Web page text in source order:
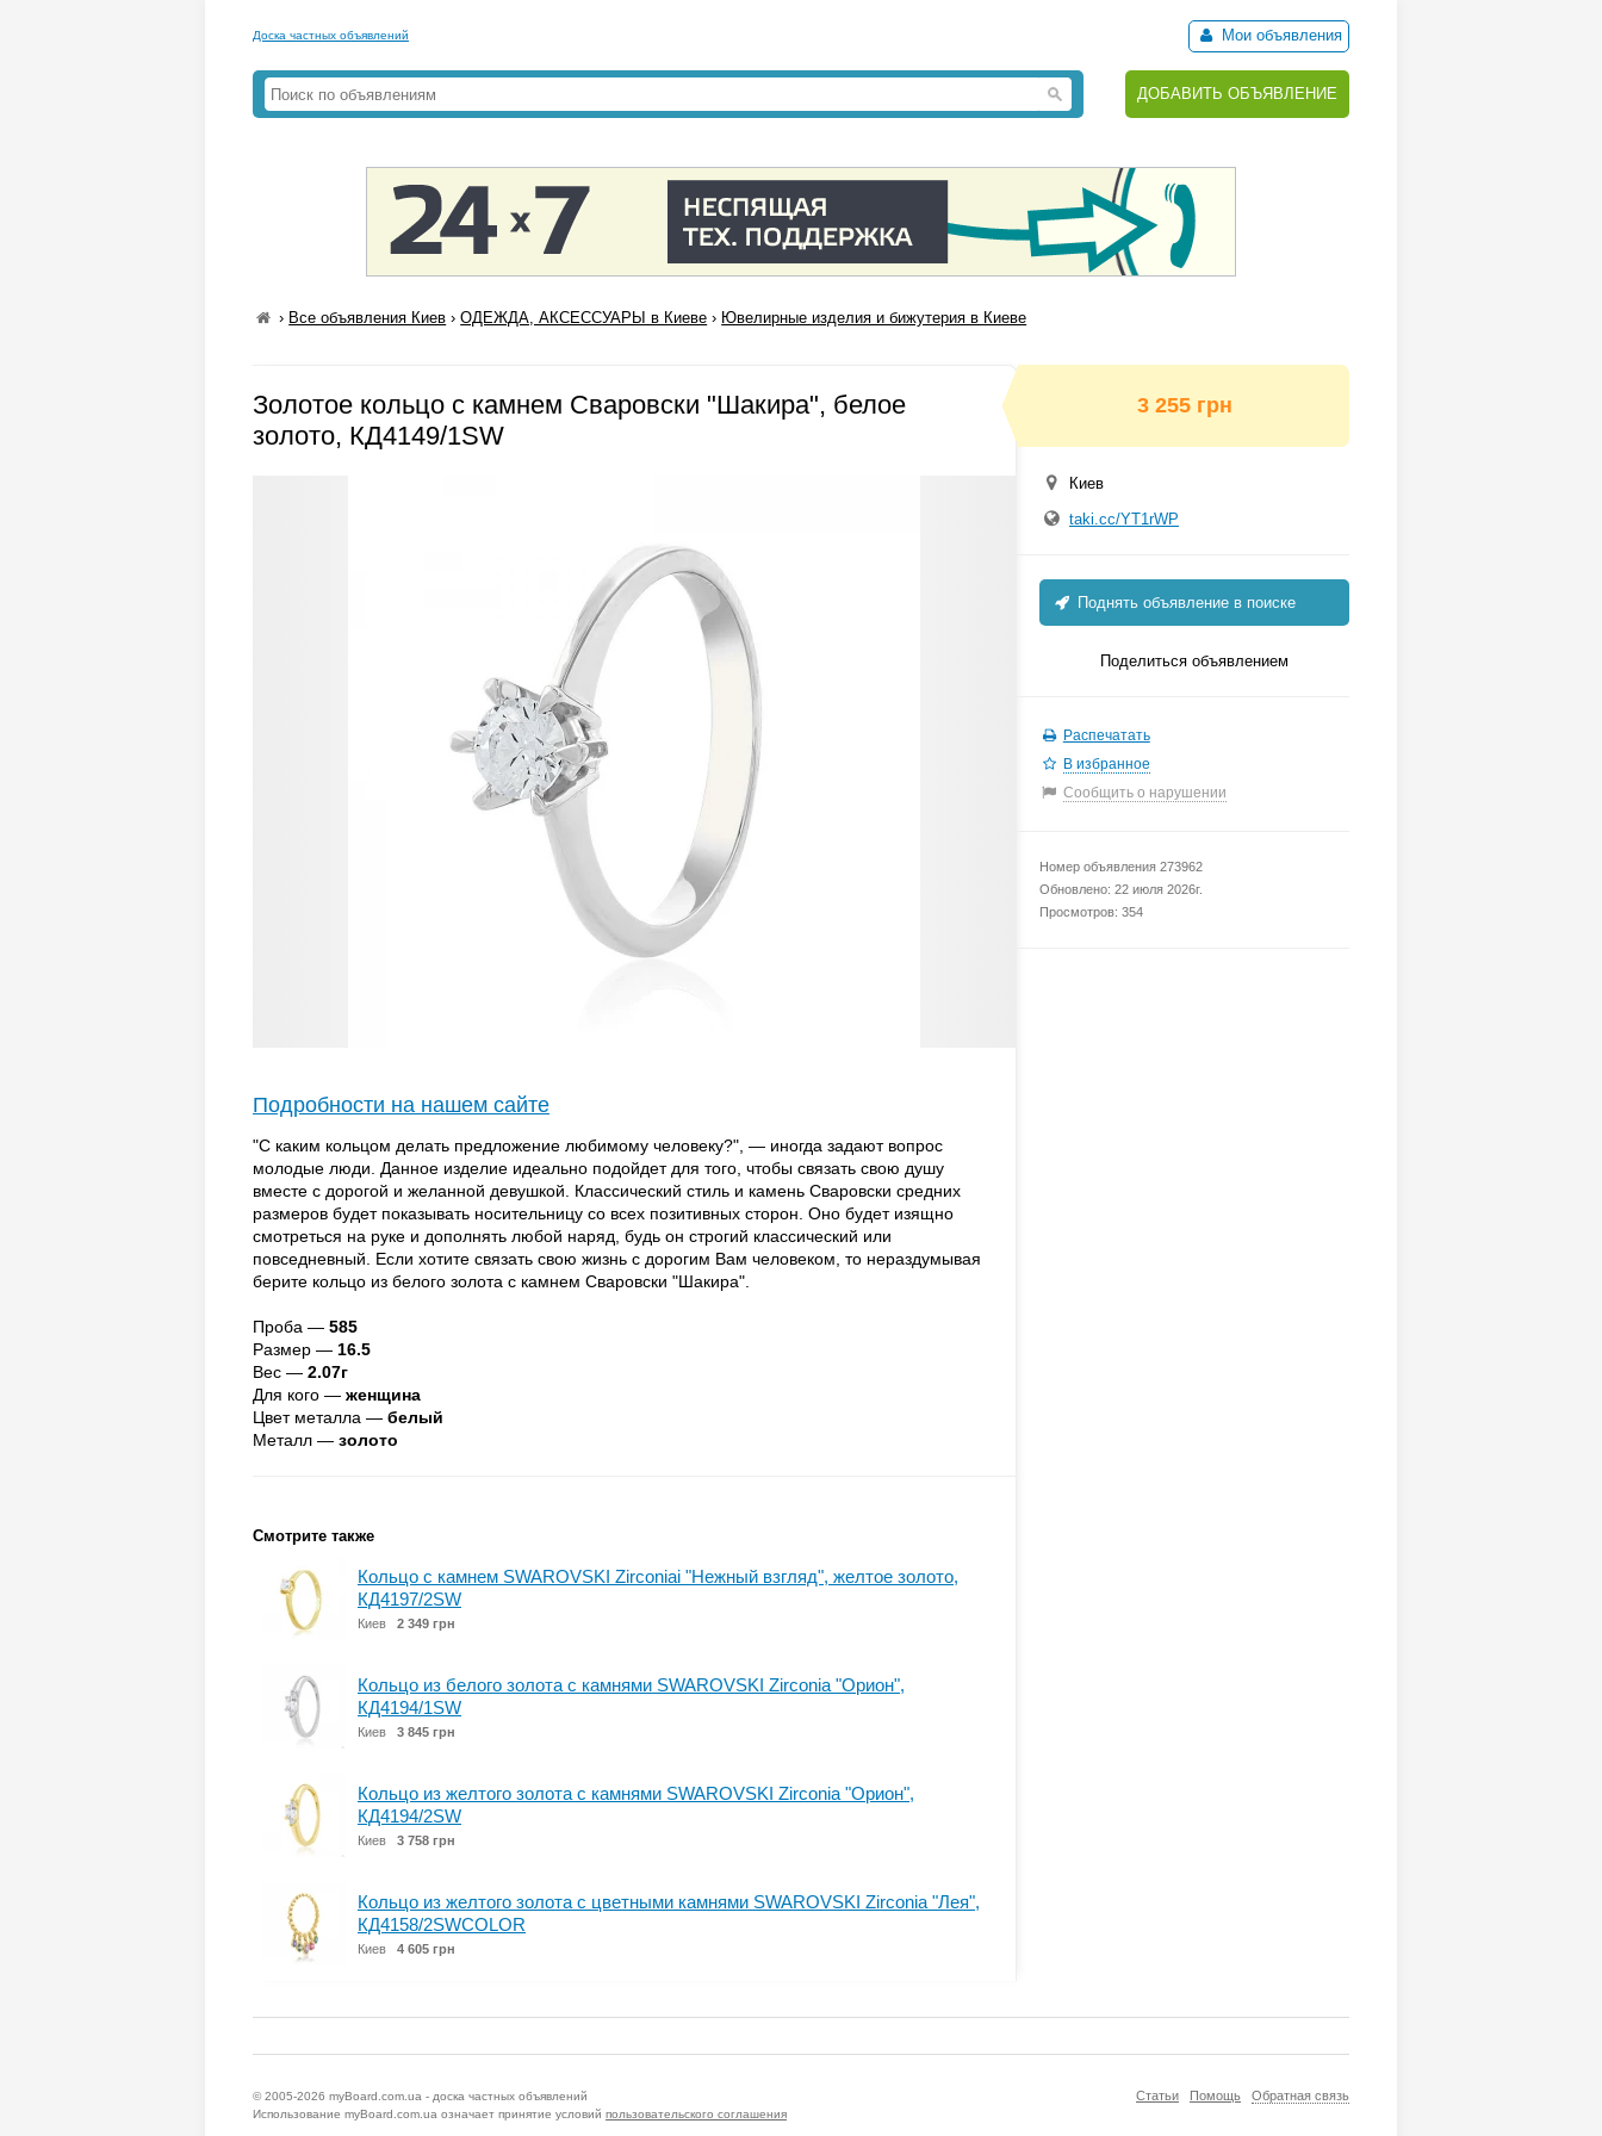
Доска частных объявлений Мои объявления
ДОБАВИТЬ ОБЪЯВЛЕНИЕ
› Все объявления Киев ›ОДЕЖДА, АКСЕССУАРЫ в Киеве › Ювелирные изделия и бижутерия в Киеве
Золотое кольцо с камнем Сваровски "Шакира", белое
золото, КД4149/1SW
Подробности на нашем сайте
"С каким кольцом делать предложение любимому человеку?", — иногда задают вопрос
молодые люди. Данное изделие идеально подойдет для того, чтобы связать свою душу
вместе с дорогой и желанной девушкой. Классический стиль и камень Сваровски средних
размеров будет показывать носительницу со всех позитивных сторон. Оно будет изящно
смотреться на руке и дополнять любой наряд, будь он строгий классический или
повседневный. Если хотите связать свою жизнь с дорогим Вам человеком, то нераздумывая
берите кольцо из белого золота с камнем Сваровски "Шакира".
Проба — 585
Размер — 16.5
Вес — 2.07г
Для кого — женщина
Цвет металла — белый
Металл — золото
Смотрите также
Кольцо с камнем SWAROVSKI Zirconiai "Нежный взгляд", желтое золото,
КД4197/2SW
Киев 2 349 грн
Кольцо из белого золота с камнями SWAROVSKI Zirconia "Орион",
КД4194/1SW
Киев 3 845 грн
Кольцо из желтого золота с камнями SWAROVSKI Zirconia "Орион",
КД4194/2SW
Киев 3 758 грн
Кольцо из желтого золота с цветными камнями SWAROVSKI Zirconia "Лея",
КД4158/2SWCOLOR
Киев 4 605 грн
3 255 грн
Киев
taki.cc/YT1rWP
Поднять объявление в поиске
Поделиться объявлением
Распечатать
В избранное
Сообщить о нарушении
Номер объявления 273962
Обновлено: 22 июля 2026г.
Просмотров: 354
Статьи Помощь Обратная связь
© 2005-2026 myBoard.com.ua - доска частных объявлений
Использование myBoard.com.ua означает принятие условий пользовательского соглашения